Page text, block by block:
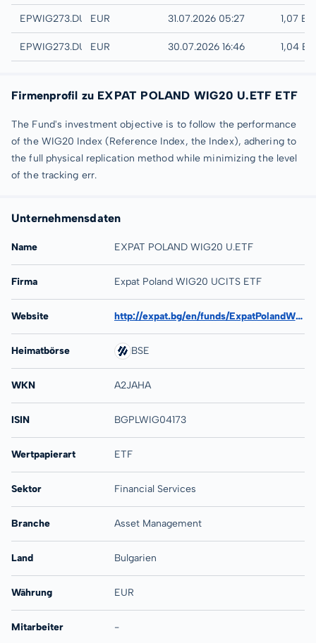
Quotrix
EPWIG273.DUSDEUR 31.07.2026 05:27 1,07
Düsseldorf
EPWIG273.DUSBEUR 30.07.2026 16:46 1,04
Firmenprofil zu EXPAT POLAND WIG20 U.ETF ETF
The Fund's investment objective is to follow the performance
of the WIG20 Index (Reference Index, the Index), adhering to
the full physical replication method while minimizing the level
of the tracking err.
Unternehmensdaten
Name EXPAT POLAND WIG20 U.ETF
Firma Expat Poland WIG20 UCITS ETF
Website http://expat.bg/en/funds/ExpatPolandWIG20
Heimatbörse BSE
WKN A2JAHA
ISIN BGPLWIG04173
Wertpapierart ETF
Sektor Financial Services
Branche Asset Management
Land Bulgarien
Währung EUR
Mitarbeiter -